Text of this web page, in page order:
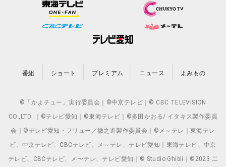
番組 ショート プレミアム ニュース よみもの
©「かよチュー」実行委員会｜©中京テレビ｜© CBC TELEVISION
CO.,LTD. ｜©テレビ愛知｜©東海テレビ｜©多田かおる/ イタキス製作委員
会｜©テレビ愛知・フリュー／徹之進製作委員会｜©メ～テレ｜東海テレ
ビ、中京テレビ、CBCテレビ、メ～テレ、テレビ愛知｜東海テレビ、中京
テレビ、CBCテレビ、メ〜テレ、テレビ愛知｜© Studio Ghibli｜©2023 二